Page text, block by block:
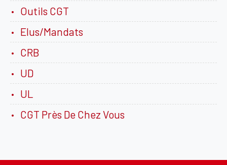
Outils CGT
Elus/Mandats
CRB
UD
UL
CGT Près De Chez Vous